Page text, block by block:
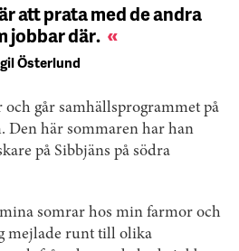
att prata med de andra
jobbar där.
Österlund
går samhällsprogrammet på
Den här sommaren har han
på Sibbjäns på södra
somrar hos min farmor och
mejlade runt till olika